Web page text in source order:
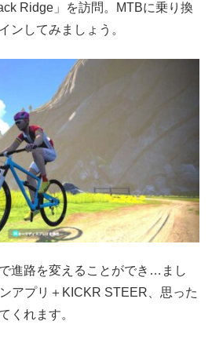
Ridge」を訪問。MTBに乗り換
ンしてみましょう。
進路を変えることができ…まし
アプリ＋KICKR STEER、思った
くれます。